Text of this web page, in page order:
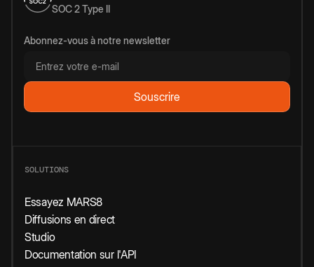
SOC 2 Type II
Abonnez-vous à notre newsletter
SOLUTIONS
Essayez MARS8
Diffusions en direct
Studio
Documentation sur l'API